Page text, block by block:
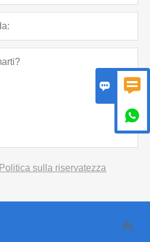
Politica sulla riservatezza
 
